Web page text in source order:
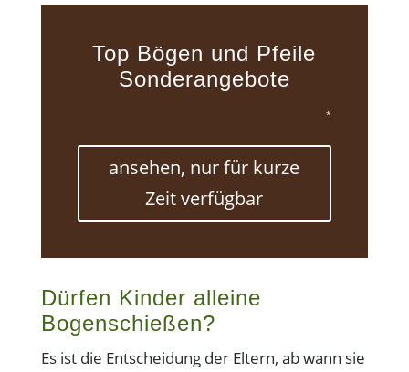
Top Bögen und Pfeile
Sonderangebote
*
ansehen, nur für kurze
Zeit verfügbar
Dürfen Kinder alleine
Bogenschießen?
Es ist die Entscheidung der Eltern, ab wann sie